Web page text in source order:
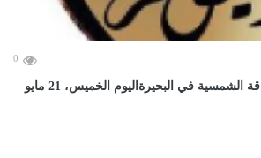
0
يوم حصاد بطاطس بالطاقة الشمسية في البحيرةاليوم الخميس، 21 مايو